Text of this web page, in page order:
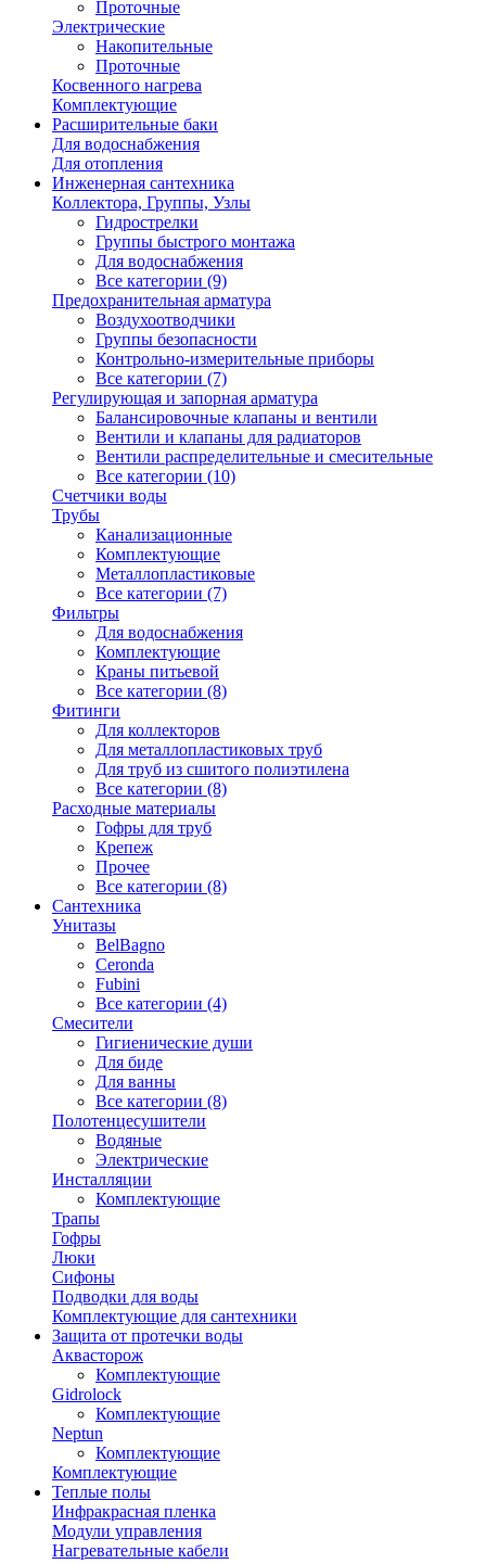
Проточные
Электрические
Накопительные
Проточные
Косвенного нагрева
Комплектующие
Расширительные баки
Для водоснабжения
Для отопления
Инженерная сантехника
Коллектора, Группы, Узлы
Гидрострелки
Группы быстрого монтажа
Для водоснабжения
Все категории (9)
Предохранительная арматура
Воздухоотводчики
Группы безопасности
Контрольно-измерительные приборы
Все категории (7)
Регулирующая и запорная арматура
Балансировочные клапаны и вентили
Вентили и клапаны для радиаторов
Вентили распределительные и смесительные
Все категории (10)
Счетчики воды
Трубы
Канализационные
Комплектующие
Металлопластиковые
Все категории (7)
Фильтры
Для водоснабжения
Комплектующие
Краны питьевой
Все категории (8)
Фитинги
Для коллекторов
Для металлопластиковых труб
Для труб из сшитого полиэтилена
Все категории (8)
Расходные материалы
Гофры для труб
Крепеж
Прочее
Все категории (8)
Сантехника
Унитазы
BelBagno
Ceronda
Fubini
Все категории (4)
Смесители
Гигиенические души
Для биде
Для ванны
Все категории (8)
Полотенцесушители
Водяные
Электрические
Инсталляции
Комплектующие
Трапы
Гофры
Люки
Сифоны
Подводки для воды
Комплектующие для сантехники
Защита от протечки воды
Аквасторож
Комплектующие
Gidrolock
Комплектующие
Neptun
Комплектующие
Комплектующие
Теплые полы
Инфракрасная пленка
Модули управления
Нагревательные кабели